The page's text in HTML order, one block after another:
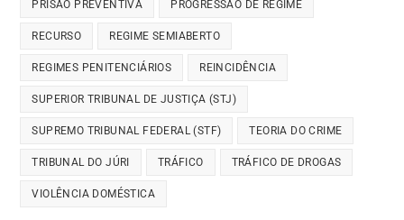
PRISÃO PREVENTIVA PROGRESSÃO DE REGIME
RECURSO REGIME SEMIABERTO
REGIMES PENITENCIÁRIOS REINCIDÊNCIA
SUPERIOR TRIBUNAL DE JUSTIÇA (STJ)
SUPREMO TRIBUNAL FEDERAL (STF) TEORIA DO CRIME
TRIBUNAL DO JÚRI TRÁFICO TRÁFICO DE DROGAS
VIOLÊNCIA DOMÉSTICA